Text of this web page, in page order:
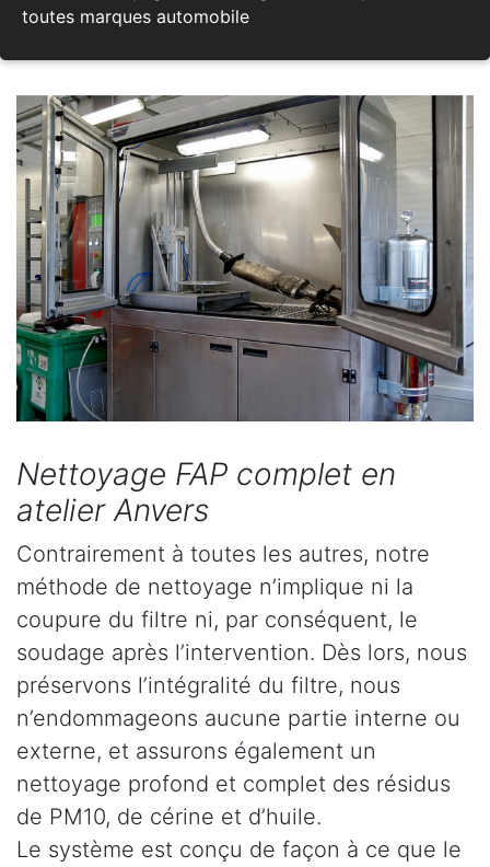
toutes marques automobile
Nettoyage FAP complet en
atelier Anvers
Contrairement à toutes les autres, notre
méthode de nettoyage n’implique ni la
coupure du filtre ni, par conséquent, le
soudage après l’intervention. Dès lors, nous
préservons l’intégralité du filtre, nous
n’endommageons aucune partie interne ou
externe, et assurons également un
nettoyage profond et complet des résidus
de PM10, de cérine et d’huile.
Le système est conçu de façon à ce que le